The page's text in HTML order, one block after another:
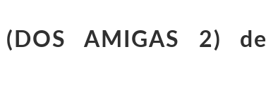
AMIGAS 2) de